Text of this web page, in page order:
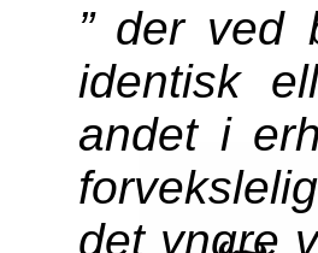
” der ved
identisk
andet i
det yngre